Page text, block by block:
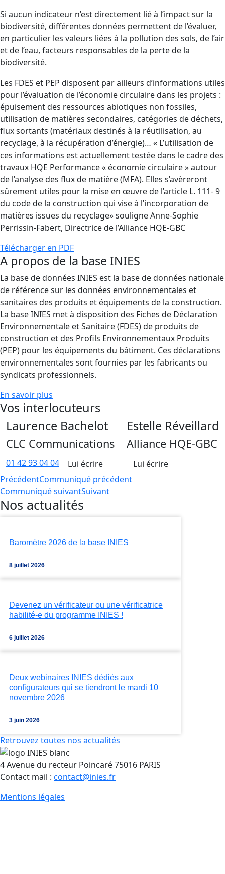
Si aucun indicateur n’est directement lié à l’impact sur la
biodiversité, différentes données permettent de l’évaluer,
en particulier les valeurs liées à la pollution des sols, de l’air
et de l’eau, facteurs responsables de la perte de la
biodiversité.
Les FDES et PEP disposent par ailleurs d’informations utiles
pour l’évaluation de l’économie circulaire dans les projets :
épuisement des ressources abiotiques non fossiles,
utilisation de matières secondaires, catégories de déchets,
flux sortants (matériaux destinés à la réutilisation, au
recyclage, à la récupération d’énergie)… « L’utilisation de
ces informations est actuellement testée dans le cadre des
travaux HQE Performance « économie circulaire » autour
de l’analyse des flux de matière (MFA). Elles s’avèreront
sûrement utiles pour la mise en œuvre de l’article L. 111- 9
du code de la construction qui vise à l’incorporation de
matières issues du recyclage» souligne Anne-Sophie
Perrissin-Fabert, Directrice de l’Alliance HQE-GBC
Télécharger en PDF
A propos de la base INIES
La base de données INIES est la base de données nationale
de référence sur les données environnementales et
sanitaires des produits et équipements de la construction.
La base INIES met à disposition des Fiches de Déclaration
Environnementale et Sanitaire (FDES) de produits de
construction et des Profils Environnementaux Produits
(PEP) pour les équipements du bâtiment. Ces déclarations
environnementales sont fournies par les fabricants ou
syndicats professionnels.
En savoir plus
Vos interlocuteurs
Laurence Bachelot
CLC Communications
01 42 93 04 04 Lui écrire
Estelle Réveillard
Alliance HQE-GBC
Lui écrire
PrécédentCommuniqué précédent
Communiqué suivantSuivant
Nos actualités
Baromètre 2026 de la base INIES
8 juillet 2026
Devenez un vérificateur ou une vérificatrice
habilité-e du programme INIES !
6 juillet 2026
Deux webinaires INIES dédiés aux
configurateurs qui se tiendront le mardi 10
novembre 2026
3 juin 2026
Retrouvez toutes nos actualités
4 Avenue du recteur Poincaré 75016 PARIS
Contact mail : contact@inies.fr
Mentions légales